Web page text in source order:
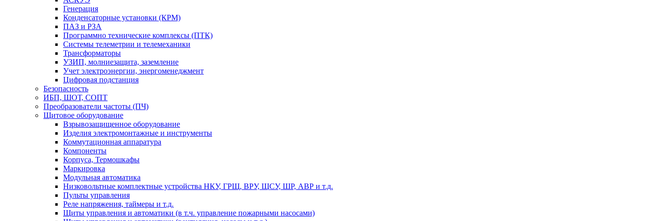
Генерация
Конденсаторные установки (КРМ)
ПАЗ и РЗА
Программно технические комплексы (ПТК)
Системы телеметрии и телемеханики
Трансформаторы
УЗИП, молниезащита, заземление
Учет электроэнергии, энергоменеджмент
Цифровая подстанция
Безопасность
ИБП, ШОТ, СОПТ
Преобразователи частоты (ПЧ)
Щитовое оборудование
Взрывозащищенное оборудование
Изделия электромонтажные и инструменты
Коммутационная аппаратура
Компоненты
Корпуса, Термошкафы
Маркировка
Модульная автоматика
Низковольтные комплектные устройства НКУ, ГРЩ, ВРУ, ЩСУ, ШР, АВР и т.д.
Пульты управления
Реле напряжения, таймеры и т.д.
Щиты управления и автоматики (в т.ч. управление пожарными насосами)